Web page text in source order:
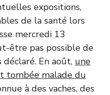
expositions,
de la santé lors
mercredi 13
être pas possible de
En août, une
tombée malade du
à des vaches, des